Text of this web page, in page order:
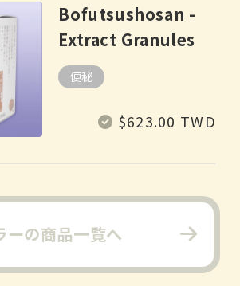
Bofutsushosan -
Extract Granules
便秘
Regular
$623.00 TWD
ーの商品一覧へ